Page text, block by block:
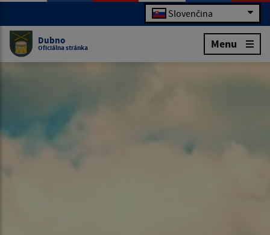
Slovenčina
Dubno
Oficiálna stránka Menu